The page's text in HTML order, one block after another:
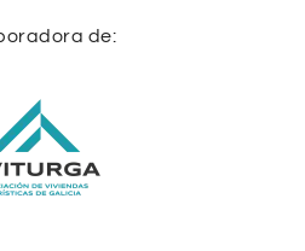
de: